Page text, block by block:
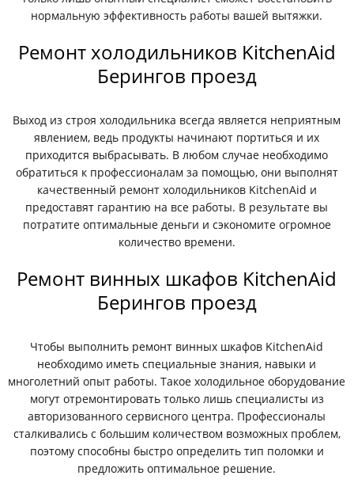
нормальную эффективность работы вашей вытяжки.
Ремонт холодильников KitchenAid
Берингов проезд
Выход из строя холодильника всегда является неприятным
явлением, ведь продукты начинают портиться и их
приходится выбрасывать. В любом случае необходимо
обратиться к профессионалам за помощью, они выполнят
качественный ремонт холодильников KitchenAid и
предоставят гарантию на все работы. В результате вы
потратите оптимальные деньги и сэкономите огромное
количество времени.
Ремонт винных шкафов KitchenAid
Берингов проезд
Чтобы выполнить ремонт винных шкафов KitchenAid
необходимо иметь специальные знания, навыки и
многолетний опыт работы. Такое холодильное оборудование
могут отремонтировать только лишь специалисты из
авторизованного сервисного центра. Профессионалы
сталкивались с большим количеством возможных проблем,
поэтому способны быстро определить тип поломки и
предложить оптимальное решение.